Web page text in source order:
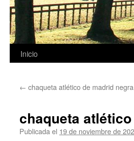
Saltar
contenido
Inicio
← chaqueta atlético de madrid negra
chaqueta
Publicada el 19 de noviembre de